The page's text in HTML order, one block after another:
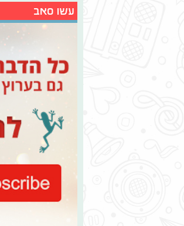
עשו סאב